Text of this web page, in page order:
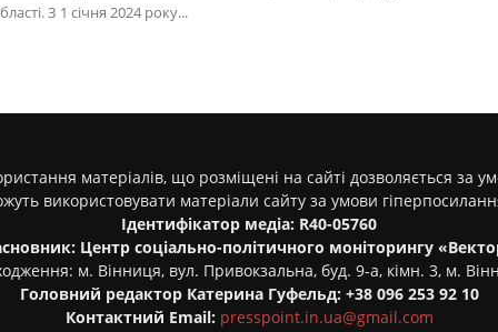
З 1 січня 2024 року...
матеріалів, що розміщені на сайті дозволяється за
використовувати матеріали сайту за умови
Ідентифікатор медіа: R40-05760
Центр соціально-політичного моніторингу
м. Вінниця, вул. Привокзальна, буд. 9-а, кімн. 3, м.
Головний редактор Катерина Гуфельд: +38 096 253 92 10
Контактний Email: presspoint.in.ua@gmail.com